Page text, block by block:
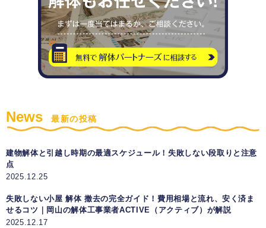
News 最新の投稿
建物解体と引越し時期の最適スケジュール！失敗しない段取りと注意
点
2025.12.25
失敗しない小屋 解体 撤去の完全ガイド！費用相場と流れ、安く済ま
せるコツ｜岡山の解体工事業者ACTIVE（アクティブ）が解説
2025.12.17